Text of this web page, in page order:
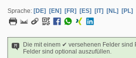
Sprache: [DE] [EN] [FR] [ES] [IT] [NL] [PL]
Die mit einem ✔ versehenen Felder sind
Felder sind optional auszufüllen.